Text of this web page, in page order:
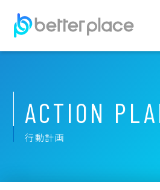
ACTION PLA
行動計画